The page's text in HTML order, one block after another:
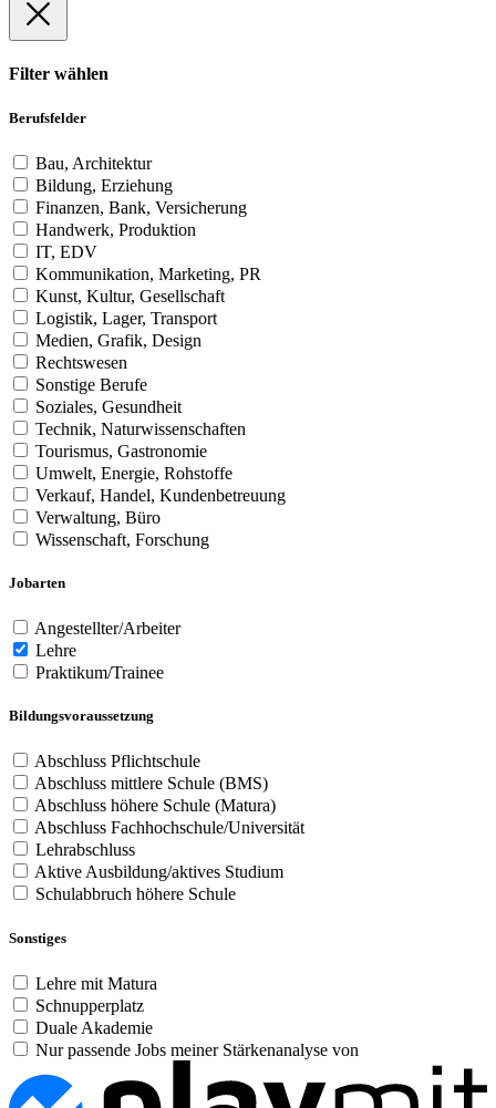
Filter wählen
Berufsfelder
Bau, Architektur
Bildung, Erziehung
Finanzen, Bank, Versicherung
Handwerk, Produktion
IT, EDV
Kommunikation, Marketing, PR
Kunst, Kultur, Gesellschaft
Logistik, Lager, Transport
Medien, Grafik, Design
Rechtswesen
Sonstige Berufe
Soziales, Gesundheit
Technik, Naturwissenschaften
Tourismus, Gastronomie
Umwelt, Energie, Rohstoffe
Verkauf, Handel, Kundenbetreuung
Verwaltung, Büro
Wissenschaft, Forschung
Jobarten
Angestellter/Arbeiter
Lehre
Praktikum/Trainee
Bildungsvoraussetzung
Abschluss Pflichtschule
Abschluss mittlere Schule (BMS)
Abschluss höhere Schule (Matura)
Abschluss Fachhochschule/Universität
Lehrabschluss
Aktive Ausbildung/aktives Studium
Schulabbruch höhere Schule
Sonstiges
Lehre mit Matura
Schnupperplatz
Duale Akademie
Nur passende Jobs meiner Stärkenanalyse von